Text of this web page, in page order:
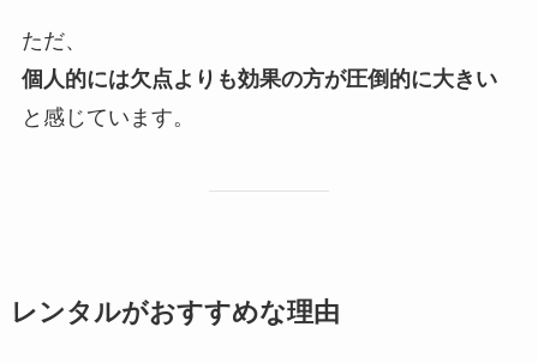
ただ、
個人的には欠点よりも効果の方が圧倒的に大きい
と感じています。
レンタルがおすすめな理由